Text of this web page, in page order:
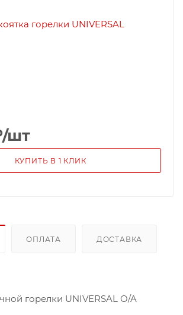
/шт
КУПИТЬ В 1 КЛИК
ОПЛАТА ДОСТАВКА
горелки UNIVERSAL O/A